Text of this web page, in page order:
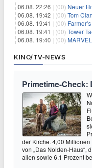
06.08. 22:26 | (00) Neuer
06.08. 19:42 | (00) Tom
06.08. 19:41 | (00)
06.08. 19:41 | (00) Tower Tactics
06.08. 19:40 | (00) MARVEL
KINO/TV-NEWS
Primetime-Check:
der Kirche. 4,00
von „Das Nolden-Haus“,
allen sowie 6,1 Prozent